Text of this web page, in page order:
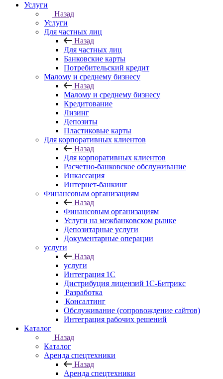
Услуги
Назад
Услуги
Для частных лиц
Назад
Для частных лиц
Банковские карты
Потребительский кредит
Малому и среднему бизнесу
Назад
Малому и среднему бизнесу
Кредитование
Лизинг
Депозиты
Пластиковые карты
Для корпоративных клиентов
Назад
Для корпоративных клиентов
Расчетно-банковское обслуживание
Инкассация
Интернет-банкинг
Финансовым организациям
Назад
Финансовым организациям
Услуги на межбанковском рынке
Депозитарные услуги
Документарные операции
услуги
Назад
услуги
Интеграция 1С
Дистрибуция лицензий 1С‑Битрикс
Разработка
Консалтинг
Обслуживание (сопровождение сайтов)
Интеграция рабочих решений
Каталог
Назад
Каталог
Аренда спецтехники
Назад
Аренда спецтехники